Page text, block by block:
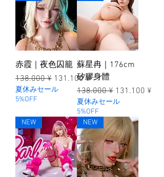
赤霞｜夜色囚籠
一般價格
138.000 ¥ 促銷價格
131.100 ¥
夏休みセール
5%OFF
蘇星冉｜176cm
矽膠身體
一般價格
138.000 ¥ 促銷價格
131.100 ¥
夏休みセール
5%OFF
NEW
NEW